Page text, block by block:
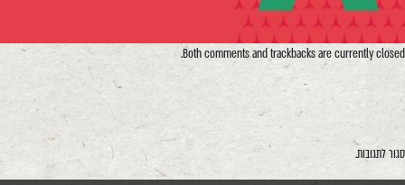
Both comments and trackbacks are currently closed.
סגור לתגובות.